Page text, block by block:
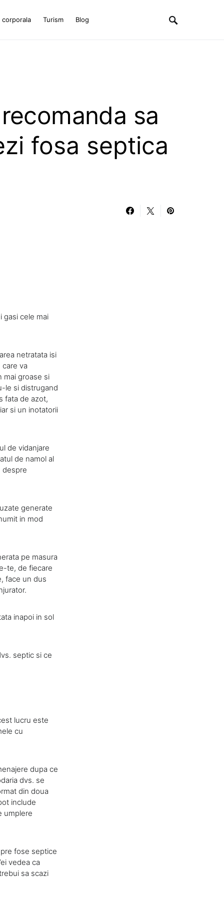
Turism Blog
sa
fosa septica
gasi cele mai
netratata isi
va
mai groase si
le si distrugand
fata de azot,
si un inotatorii
de vidanjare
de namol al
despre
generate
in mod
pe masura
te, de fiecare
face un dus
inapoi in sol
septic si ce
lucru este
cu
dupa ce
dvs. se
din doua
include
umplere
fose septice
vedea ca
sa scazi